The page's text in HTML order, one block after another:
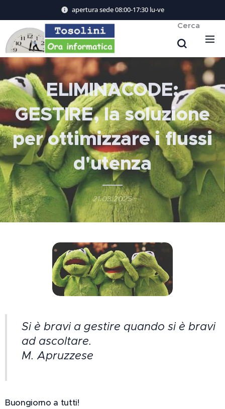
apertura sede 08:00-17:30 lu-ve
Cerca
ELIMINACODE:
GESTIRE, la soluzione
per ottimizzare i flussi
d'utenza
21.03.2025
Si è bravi a gestire quando si è bravi
ad ascoltare.
M. Apruzzese
Buongiorno a tutti!